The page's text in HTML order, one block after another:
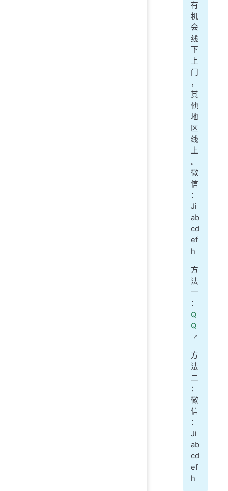
有
机
会
线
下
上
门
，
其
他
地
区
线
上
。
微
信
：
Ji
ab
cd
ef
h
方
法
一
：
Q
Q
方
法
二
：
微
信
：
Ji
ab
cd
ef
h